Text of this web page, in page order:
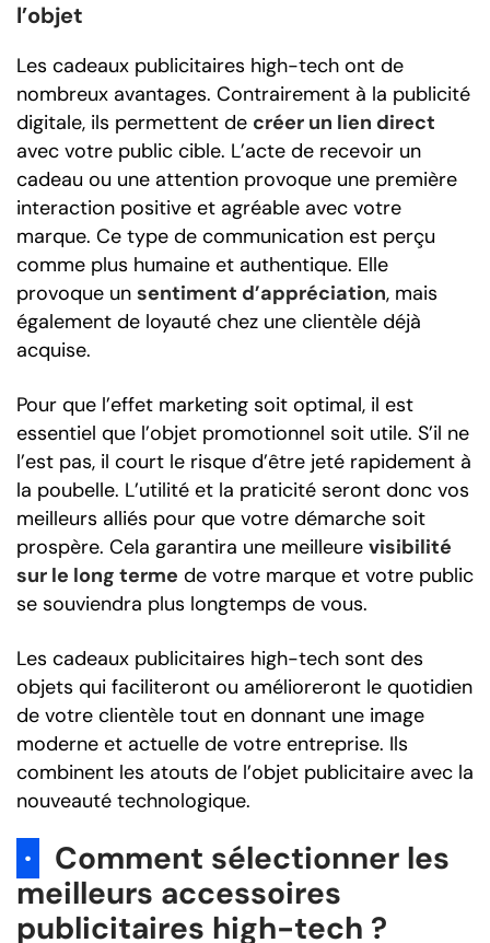
l’objet
Les cadeaux publicitaires high-tech ont de
nombreux avantages. Contrairement à la publicité
digitale, ils permettent de créer un lien direct
avec votre public cible. L’acte de recevoir un
cadeau ou une attention provoque une première
interaction positive et agréable avec votre
marque. Ce type de communication est perçu
comme plus humaine et authentique. Elle
provoque un sentiment d’appréciation, mais
également de loyauté chez une clientèle déjà
acquise.
Pour que l’effet marketing soit optimal, il est
essentiel que l’objet promotionnel soit utile. S’il ne
l’est pas, il court le risque d’être jeté rapidement à
la poubelle. L’utilité et la praticité seront donc vos
meilleurs alliés pour que votre démarche soit
prospère. Cela garantira une meilleure visibilité
sur le long terme de votre marque et votre public
se souviendra plus longtemps de vous.
Les cadeaux publicitaires high-tech sont des
objets qui faciliteront ou amélioreront le quotidien
de votre clientèle tout en donnant une image
moderne et actuelle de votre entreprise. Ils
combinent les atouts de l’objet publicitaire avec la
nouveauté technologique.
·
Comment sélectionner les
meilleurs accessoires
publicitaires high-tech ?